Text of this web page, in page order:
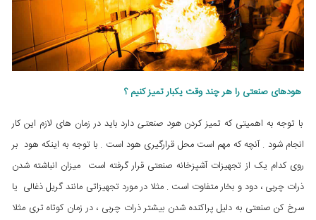
هودهای صنعتی را هر چند وقت یکبار تمیز کنیم ؟
با توجه به اهمیتی که تمیز کردنهود صنعتی دارد باید در زمان های لازم این کار
انجام شود . آنچه که مهم است محل قرارگیری هود است . با توجه به اینکه هود بر
روی کدام یک از تجهیزات آشپزخانه صنعتی قرار گرفته است میزان انباشته شدن
ذرات چربی ، دود و بخار متفاوت است . مثلا در مورد تجهیزاتی مانند گریل ذغالی یا
سرخ کن صنعتی به دلیل پراکنده شدن بیشتر ذرات چربی ، در زمان کوتاه تری مثلا